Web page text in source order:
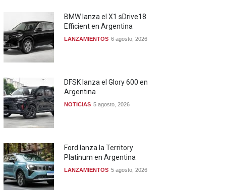
BMW lanza el X1 sDrive18
Efficient en Argentina
LANZAMIENTOS 6 agosto, 2026
DFSK lanza el Glory 600 en
Argentina
NOTICIAS 5 agosto, 2026
Ford lanza la Territory
Platinum en Argentina
LANZAMIENTOS 5 agosto, 2026